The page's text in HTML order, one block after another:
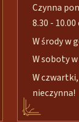
Czynna
8.30 -
W środy w
W soboty w
W
nieczynna!